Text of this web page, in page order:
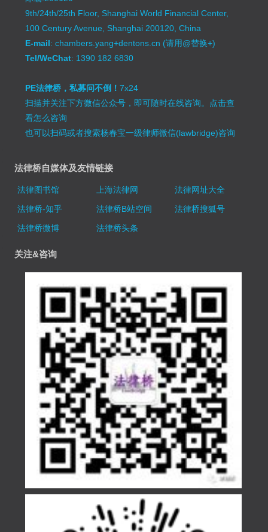
9th/24th/25th Floor, Shanghai World Financial Center,
100 Century Avenue, Shanghai 200120, China
E-mail: chambers.yang+dentons.cn (请用@替换+)
Tel/WeChat: 1390 182 6830
PE法律桥，私募问不倒！7x24
扫描并关注下方微信公众号，即可随时在线咨询。 点击查
看怎么咨询
也可以扫码或者搜索杨春宝一级律师微信(lawbridge)咨询
法律桥自媒体及友情链接
法律图书馆 上海法律网
法律网址大全
法律桥-知乎
法律桥B站空间
法律桥搜狐号
法律桥微博
法律桥头条
关注&咨询